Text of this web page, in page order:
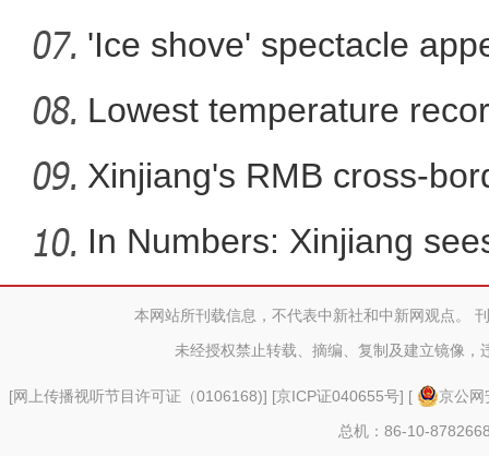
新疆铁门关火车站并
'Ice shove' spectacle
Lowest temperature
Xinjiang's RMB cross-
In Numbers: Xinjiang
本网站所刊载信息，不代表中新社和中新网观点。
未经授权禁止转载、摘编、复制及建立镜像，
[网上传播视听节目许可证（0106168)] [京ICP证040655号] [
京公
总机：86-10-